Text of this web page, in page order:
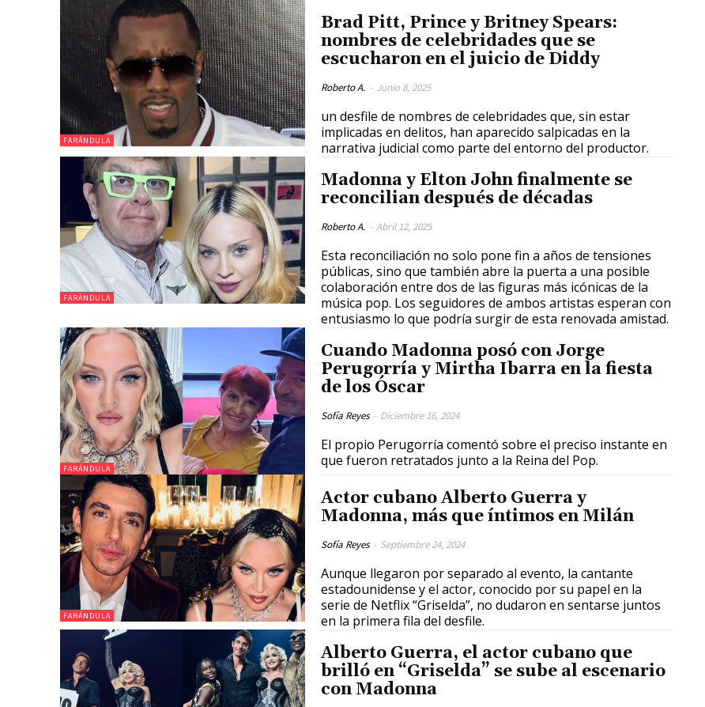
FARÁNDULA
Brad Pitt, Prince y Britney Spears:
nombres de celebridades que se
escucharon en el juicio de Diddy
Roberto A. - Junio 8, 2025
un desfile de nombres de celebridades que, sin estar
implicadas en delitos, han aparecido salpicadas en la
narrativa judicial como parte del entorno del productor.
FARÁNDULA
Madonna y Elton John finalmente se
reconcilian después de décadas
Roberto A. - Abril 12, 2025
Esta reconciliación no solo pone fin a años de tensiones
públicas, sino que también abre la puerta a una posible
colaboración entre dos de las figuras más icónicas de la
música pop. Los seguidores de ambos artistas esperan con
entusiasmo lo que podría surgir de esta renovada amistad.
FARÁNDULA
Cuando Madonna posó con Jorge
Perugorría y Mirtha Ibarra en la fiesta
de los Óscar
Sofía Reyes - Diciembre 16, 2024
El propio Perugorría comentó sobre el preciso instante en
que fueron retratados junto a la Reina del Pop.
FARÁNDULA
Actor cubano Alberto Guerra y
Madonna, más que íntimos en Milán
Sofía Reyes - Septiembre 24, 2024
Aunque llegaron por separado al evento, la cantante
estadounidense y el actor, conocido por su papel en la
serie de Netflix “Griselda”, no dudaron en sentarse juntos
en la primera fila del desfile.
Alberto Guerra, el actor cubano que
brilló en “Griselda” se sube al escenario
con Madonna